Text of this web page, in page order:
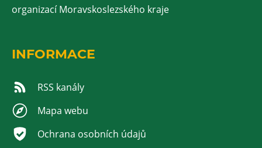
organizací Moravskoslezského kraje
INFORMACE
RSS kanály
Mapa webu
Ochrana osobních údajů